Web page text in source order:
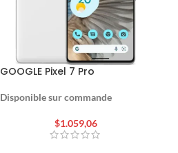
GOOGLE Pixel 7 Pro
Disponible sur commande
$1.059,06